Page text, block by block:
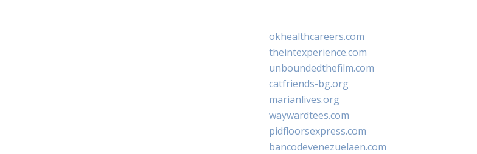
okhealthcareers.com
theintexperience.com
unboundedthefilm.com
catfriends-bg.org
marianlives.org
waywardtees.com
pidfloorsexpress.com
bancodevenezuelaen.com